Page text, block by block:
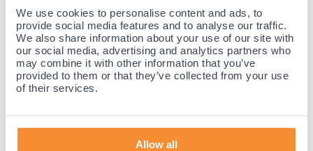
We use cookies to personalise content and ads, to
provide social media features and to analyse our traffic.
We also share information about your use of our site with
our social media, advertising and analytics partners who
may combine it with other information that you’ve
provided to them or that they’ve collected from your use
of their services.
Allow all
Voor 21:30 besteld, morgen thuis!
Gratis retourneren en 14 dagen uitproberen!
Achteraf betalen mogelijk! Nergens goedkoper!